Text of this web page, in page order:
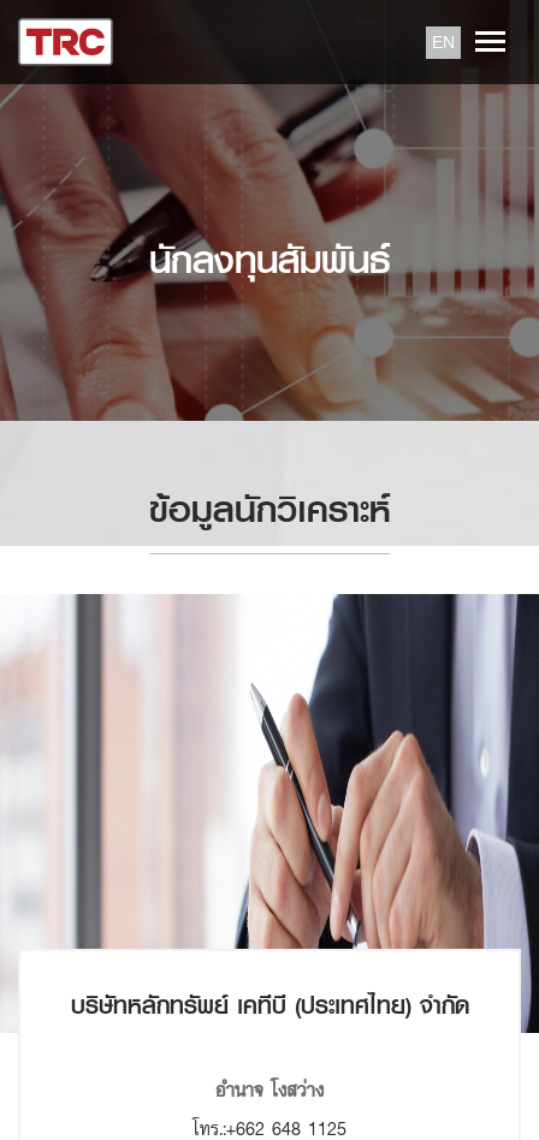
EN
นักลงทุนสัมพันธ์
ข้อมูลนักวิเคราะห์
บริษัทหลักทรัพย์ เคทีบี (ประเทศไทย) จำกัด
อำนาจ โงสว่าง
โทร.:+662 648 1125